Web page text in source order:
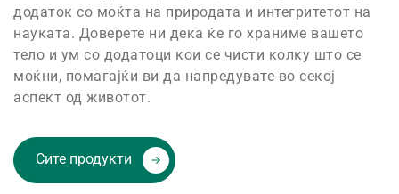
додаток со моќта на природата и интегритетот на
науката. Доверете ни дека ќе го храниме вашето
тело и ум со додатоци кои се чисти колку што се
моќни, помагајќи ви да напредувате во секој
аспект од животот.
Сите продукти